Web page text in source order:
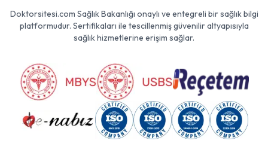
Doktorsitesi.com Sağlık Bakanlığı onaylı ve entegreli bir sağlık bilgi
platformudur. Sertifikaları ile tescillenmiş güvenilir altyapısıyla
sağlık hizmetlerine erişim sağlar.